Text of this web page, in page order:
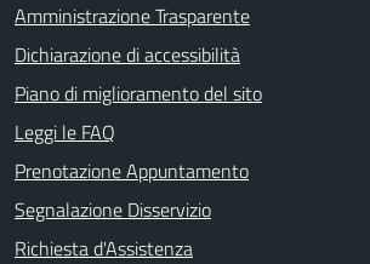
Amministrazione Trasparente
Dichiarazione di accessibilità
Piano di miglioramento del sito
Leggi le FAQ
Prenotazione Appuntamento
Segnalazione Disservizio
Richiesta d'Assistenza